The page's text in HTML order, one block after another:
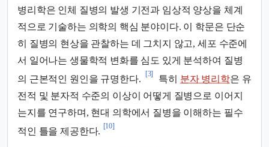
병리학은 인체 질병의 발생 기전과 임상적 양상을 체계
적으로 기술하는 의학의 핵심 분야이다. 이 학문은 단순
히 질병의 현상을 관찰하는 데 그치지 않고, 세포 수준에
서 일어나는 생물학적 변화를 심도 있게 분석하여 질병
의 근본적인 원인을 규명한다.
[3]
특히 분자 병리학은 유
전적 및 분자적 수준의 이상이 어떻게 질병으로 이어지
는지를 연구하며, 현대 의학에서 질병을 이해하는 필수
적인 틀을 제공한다.
[10]